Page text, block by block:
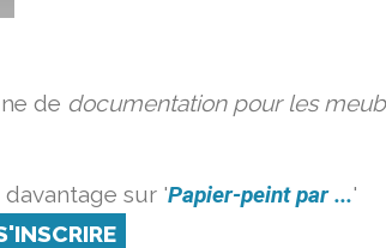
de documentation pour les
sur 'Papier-peint par ...'